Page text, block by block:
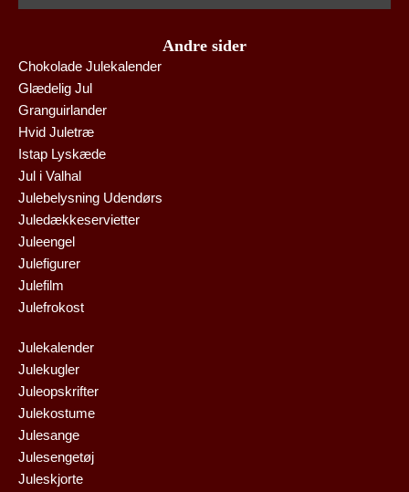
Andre sider
Chokolade Julekalender
Glædelig Jul
Granguirlander
Hvid Juletræ
Istap Lyskæde
Jul i Valhal
Julebelysning Udendørs
Juledækkeservietter
Juleengel
Julefigurer
Julefilm
Julefrokost
Julekalender
Julekugler
Juleopskrifter
Julekostume
Julesange
Julesengetøj
Juleskjorte